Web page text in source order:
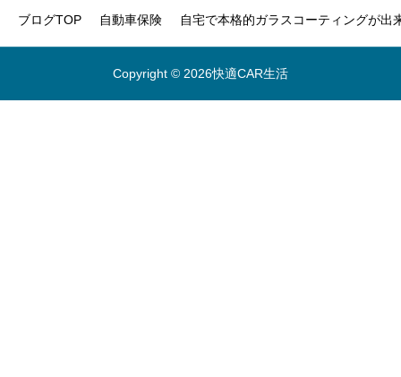
ブログTOP 自動車保険 自宅で本格的ガラスコーティングが出
Copyright © 2026快適CAR生活